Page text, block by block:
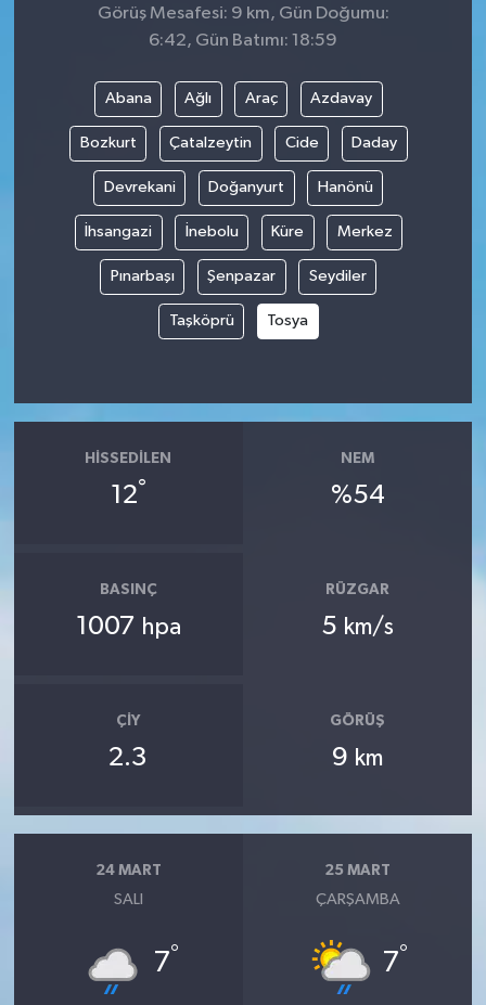
Görüş Mesafesi: 9 km, Gün Doğumu:
6:42, Gün Batımı: 18:59
Abana Ağlı Araç Azdavay
Bozkurt Çatalzeytin Cide Daday
Devrekani Doğanyurt Hanönü
İhsangazi İnebolu Küre Merkez
Pınarbaşı Şenpazar Seydiler
Taşköprü Tosya
HISSEDILEN
12°
NEM
%54
BASINÇ
1007 hpa
RÜZGAR
5 km/s
ÇIY
2.3
GÖRÜŞ
9 km
24 MART
SALI
7°
25 MART
ÇARŞAMBA
7°